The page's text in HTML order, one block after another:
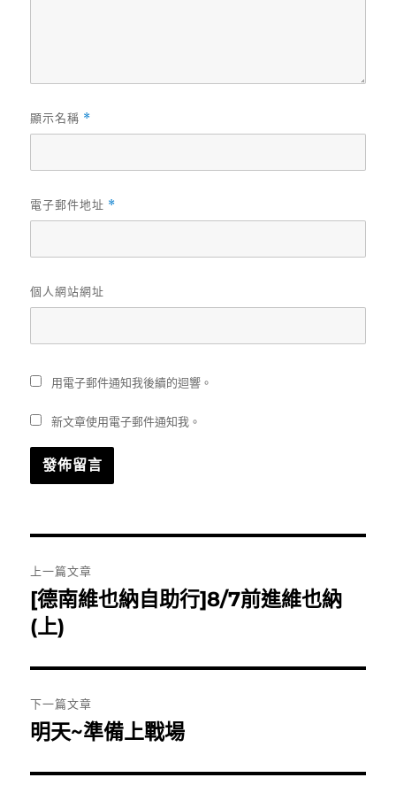
顯示名稱 *
電子郵件地址 *
個人網站網址
用電子郵件通知我後續的迴響。
新文章使用電子郵件通知我。
章
導
覽
上一篇文章
上
一
文
章:
[德南維也納自助行]8/7前進維也納
(上)
下一篇文章
下
篇
明天~準備上戰場